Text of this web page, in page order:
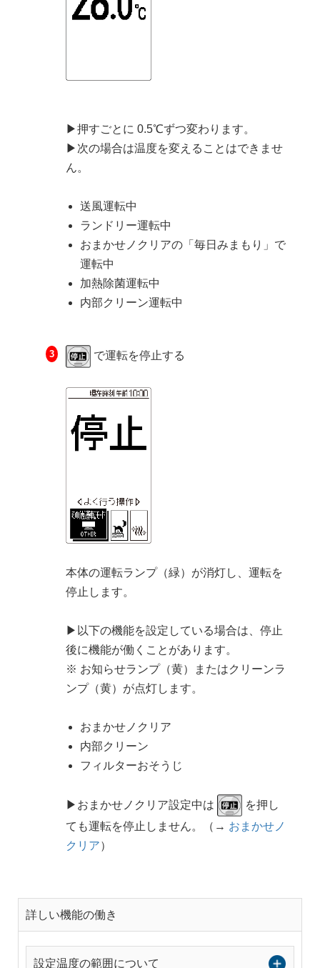
▶押すごとに 0.5℃ずつ変わります。
▶次の場合は温度を変えることはできませ
ん。
送風運転中
ランドリー運転中
おまかせノクリアの「毎日みまもり」で
運転中
加熱除菌運転中
内部クリーン運転中
で運転を停止する
本体の運転ランプ（緑）が消灯し、運転を
停止します。
▶以下の機能を設定している場合は、停止
後に機能が働くことがあります。
※ お知らせランプ（黄）またはクリーンラ
ンプ（黄）が点灯します。
おまかせノクリア
内部クリーン
フィルターおそうじ
▶おまかせノクリア設定中は
を押し
ても運転を停止しません。（→ おまかせノ
クリア）
詳しい機能の働き
設定温度の範囲について